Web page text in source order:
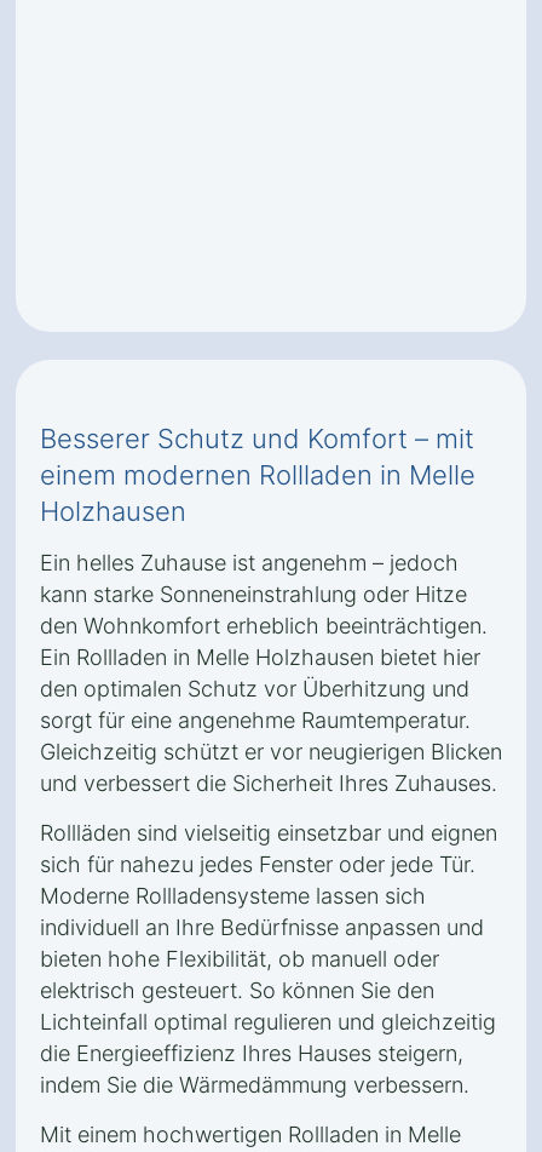
Besserer Schutz und Komfort – mit
einem modernen Rollladen in Melle
Holzhausen
Ein helles Zuhause ist angenehm – jedoch
kann starke Sonneneinstrahlung oder Hitze
den Wohnkomfort erheblich beeinträchtigen.
Ein Rollladen in Melle Holzhausen bietet hier
den optimalen Schutz vor Überhitzung und
sorgt für eine angenehme Raumtemperatur.
Gleichzeitig schützt er vor neugierigen Blicken
und verbessert die Sicherheit Ihres Zuhauses.
Rollläden sind vielseitig einsetzbar und eignen
sich für nahezu jedes Fenster oder jede Tür.
Moderne Rollladensysteme lassen sich
individuell an Ihre Bedürfnisse anpassen und
bieten hohe Flexibilität, ob manuell oder
elektrisch gesteuert. So können Sie den
Lichteinfall optimal regulieren und gleichzeitig
die Energieeffizienz Ihres Hauses steigern,
indem Sie die Wärmedämmung verbessern.
Mit einem hochwertigen Rollladen in Melle